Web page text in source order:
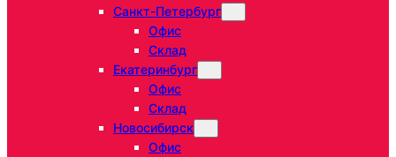
Санкт-Петербург
Офис
Склад
Екатеринбург
Офис
Склад
Новосибирск
Офис